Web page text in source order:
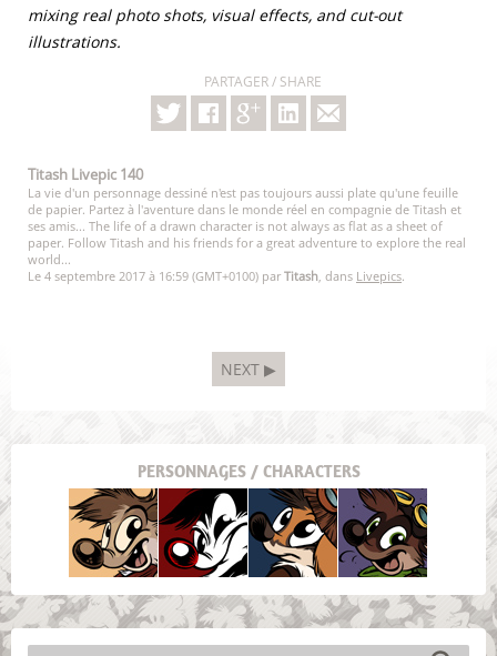
mixing real photo shots, visual effects, and cut-out
illustrations.
PARTAGER / SHARE
Titash Livepic 140
La vie d'un personnage dessiné n'est pas toujours aussi plate qu'une feuille
de papier. Partez à l'aventure dans le monde réel en compagnie de Titash et
ses amis... The life of a drawn character is not always as flat as a sheet of
paper. Follow Titash and his friends for a great adventure to explore the real
world...
Le 4 septembre 2017 à 16:59 (GMT+0100) par Titash , dans Livepics.
NEXT ▶
PERSONNAGES / CHARACTERS
Titash Pistash Pucky Krabouille